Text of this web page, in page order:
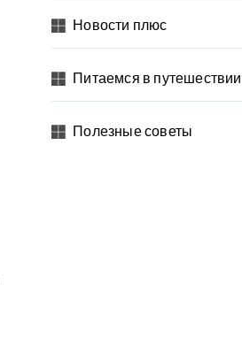
Новости плюс
Питаемся в путешествии
Полезные советы